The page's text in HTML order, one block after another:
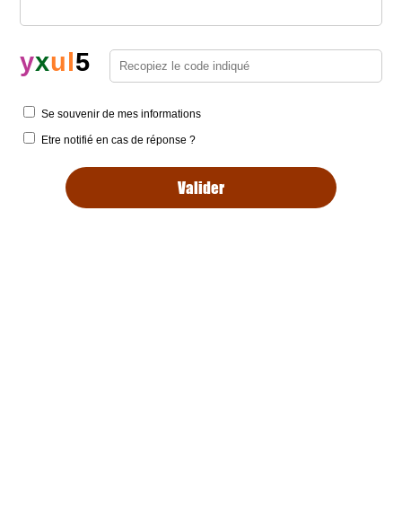
yxul5
Se souvenir de mes informations
Etre notifié en cas de réponse ?